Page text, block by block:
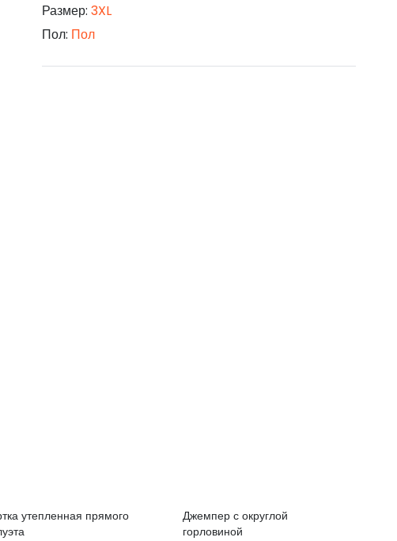
Размер: 3XL
Пол: Пол
утепленная прямого
Джемпер с округлой
горловиной